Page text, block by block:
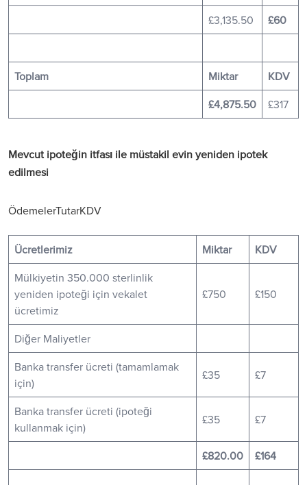
£3,135.50 £60
Toplam Miktar
KDV
£4,875.50
£317
Mevcut ipoteğin itfası ile müstakil evin yeniden ipotek
edilmesi
ÖdemelerTutarKDV
Ücretlerimiz Miktar
KDV
Mülkiyetin 350.000 sterlinlik
yeniden ipoteği için vekalet
ücretimiz
£750 £150
Diğer Maliyetler
Banka transfer ücreti (tamamlamak
için)
£35 £7
Banka transfer ücreti (ipoteği
kullanmak için)
£35 £7
£820.00 £164